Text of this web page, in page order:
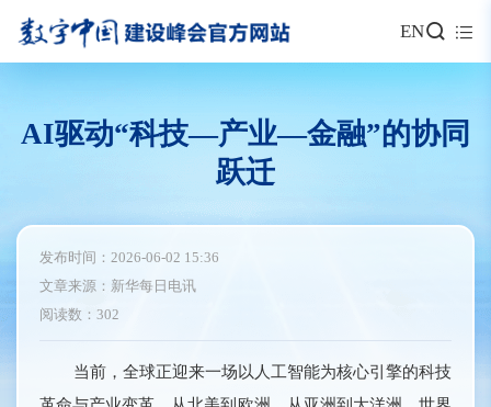
EN
AI驱动“科技—产业—金融”的协同
跃迁
发布时间：2026-06-02 15:36
文章来源：新华每日电讯
阅读数：302
当前，全球正迎来一场以人工智能为核心引擎的科技